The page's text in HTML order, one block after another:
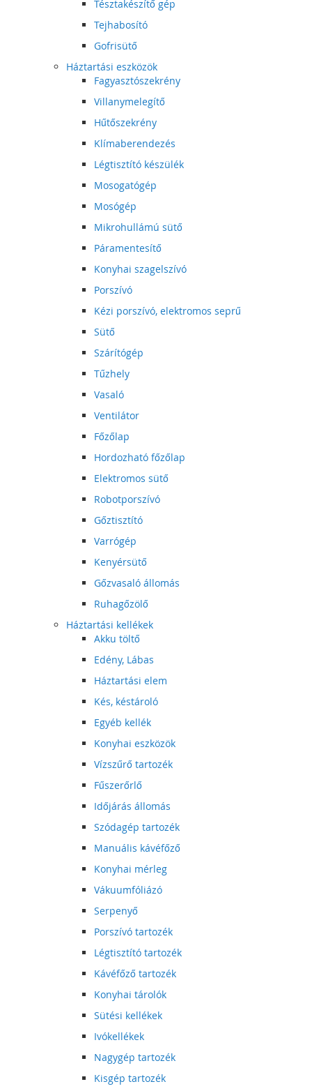
Tésztakészítő gép
Tejhabosító
Gofrisütő
Háztartási eszközök
Fagyasztószekrény
Villanymelegítő
Hűtőszekrény
Klímaberendezés
Légtisztító készülék
Mosogatógép
Mosógép
Mikrohullámú sütő
Páramentesítő
Konyhai szagelszívó
Porszívó
Kézi porszívó, elektromos seprű
Sütő
Szárítógép
Tűzhely
Vasaló
Ventilátor
Főzőlap
Hordozható főzőlap
Elektromos sütő
Robotporszívó
Gőztisztító
Varrógép
Kenyérsütő
Gőzvasaló állomás
Ruhagőzölő
Háztartási kellékek
Akku töltő
Edény, Lábas
Háztartási elem
Kés, késtároló
Egyéb kellék
Konyhai eszközök
Vízszűrő tartozék
Fűszerőrlő
Időjárás állomás
Szódagép tartozék
Manuális kávéfőző
Konyhai mérleg
Vákuumfóliázó
Serpenyő
Porszívó tartozék
Légtisztító tartozék
Kávéfőző tartozék
Konyhai tárolók
Sütési kellékek
Ivókellékek
Nagygép tartozék
Kisgép tartozék